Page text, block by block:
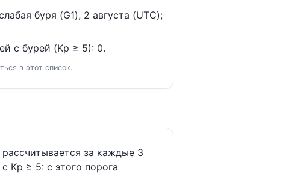
буря (G1), 2 августа (UTC);
с бурей (Kp ≥ 5): 0.
в этот список.
за каждые 3
Kp ≥ 5: с этого порога